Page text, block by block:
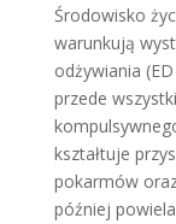
Środowisko
warunkują
odżywiania
przede
kształtuje
pokarmów
później